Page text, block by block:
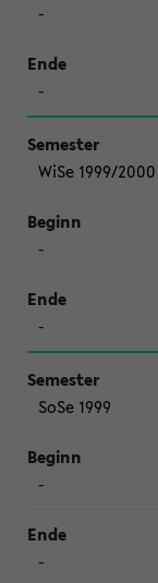
-
-
WiSe 1999/2000
-
-
SoSe 1999
-
-